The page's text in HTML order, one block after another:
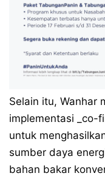
Selain itu, Wanhar
implementasi _co-
untuk
sumber daya
bahan bakar